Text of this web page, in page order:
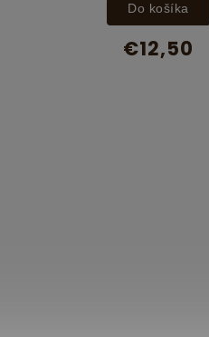
€12,50
Do košíka